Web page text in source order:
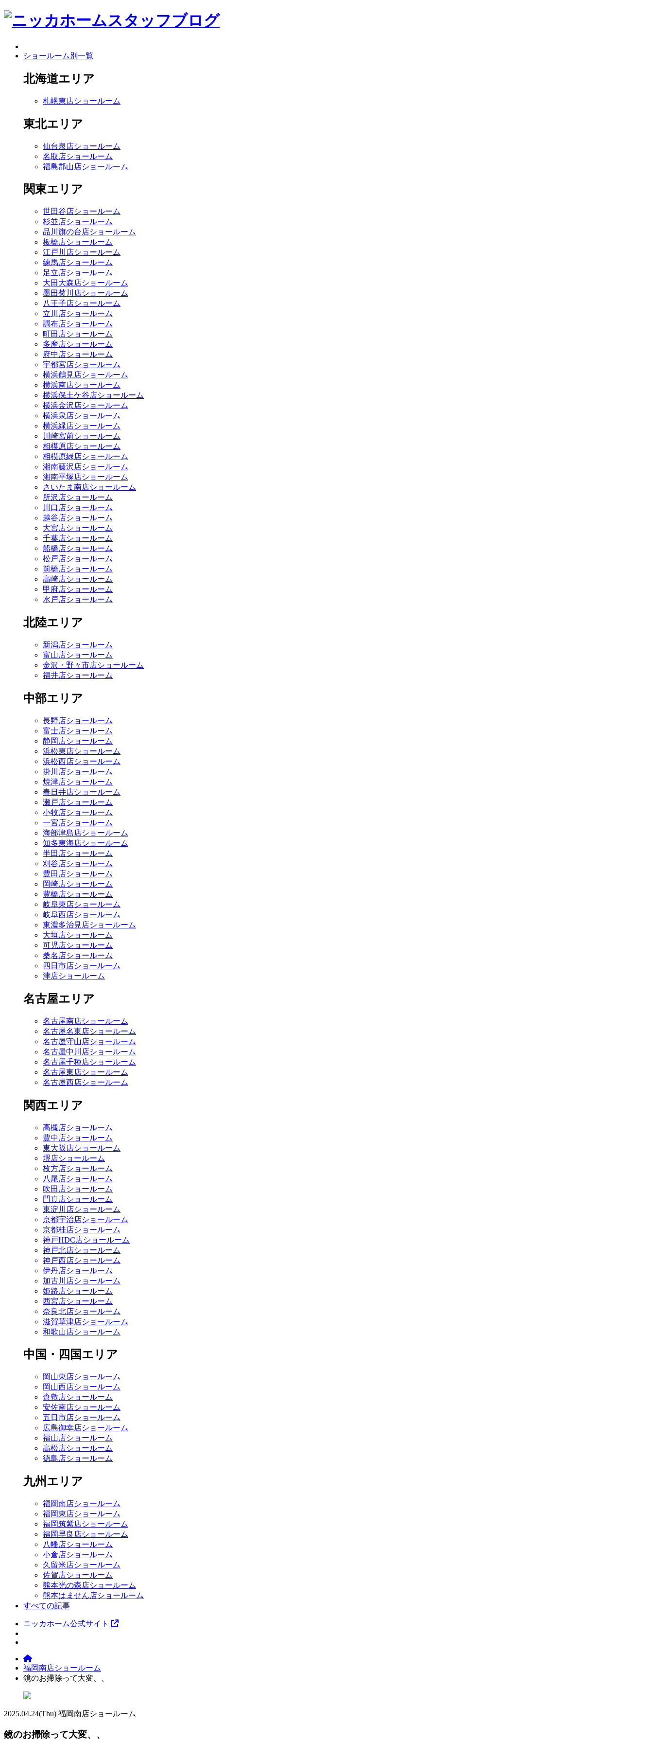
ショールーム別一覧
北海道エリア
札幌東店ショールーム
東北エリア
仙台泉店ショールーム
名取店ショールーム
福島郡山店ショールーム
関東エリア
世田谷店ショールーム
杉並店ショールーム
品川旗の台店ショールーム
板橋店ショールーム
江戸川店ショールーム
練馬店ショールーム
足立店ショールーム
大田大森店ショールーム
墨田菊川店ショールーム
八王子店ショールーム
立川店ショールーム
調布店ショールーム
町田店ショールーム
多摩店ショールーム
府中店ショールーム
宇都宮店ショールーム
横浜鶴見店ショールーム
横浜南店ショールーム
横浜保土ケ谷店ショールーム
横浜金沢店ショールーム
横浜泉店ショールーム
横浜緑店ショールーム
川崎宮前ショールーム
相模原店ショールーム
相模原緑店ショールーム
湘南藤沢店ショールーム
湘南平塚店ショールーム
さいたま南店ショールーム
所沢店ショールーム
川口店ショールーム
越谷店ショールーム
大宮店ショールーム
千葉店ショールーム
船橋店ショールーム
松戸店ショールーム
前橋店ショールーム
高崎店ショールーム
甲府店ショールーム
水戸店ショールーム
北陸エリア
新潟店ショールーム
富山店ショールーム
金沢・野々市店ショールーム
福井店ショールーム
中部エリア
長野店ショールーム
富士店ショールーム
静岡店ショールーム
浜松東店ショールーム
浜松西店ショールーム
掛川店ショールーム
焼津店ショールーム
春日井店ショールーム
瀬戸店ショールーム
小牧店ショールーム
一宮店ショールーム
海部津島店ショールーム
知多東海店ショールーム
半田店ショールーム
刈谷店ショールーム
豊田店ショールーム
岡崎店ショールーム
豊橋店ショールーム
岐阜東店ショールーム
岐阜西店ショールーム
東濃多治見店ショールーム
大垣店ショールーム
可児店ショールーム
桑名店ショールーム
四日市店ショールーム
津店ショールーム
名古屋エリア
名古屋南店ショールーム
名古屋名東店ショールーム
名古屋守山店ショールーム
名古屋中川店ショールーム
名古屋千種店ショールーム
名古屋東店ショールーム
名古屋西店ショールーム
関西エリア
高槻店ショールーム
豊中店ショールーム
東大阪店ショールーム
堺店ショールーム
枚方店ショールーム
八尾店ショールーム
吹田店ショールーム
門真店ショールーム
東淀川店ショールーム
京都宇治店ショールーム
京都桂店ショールーム
神戸HDC店ショールーム
神戸北店ショールーム
神戸西店ショールーム
伊丹店ショールーム
加古川店ショールーム
姫路店ショールーム
西宮店ショールーム
奈良北店ショールーム
滋賀草津店ショールーム
和歌山店ショールーム
中国・四国エリア
岡山東店ショールーム
岡山西店ショールーム
倉敷店ショールーム
安佐南店ショールーム
五日市店ショールーム
広島御幸店ショールーム
福山店ショールーム
高松店ショールーム
徳島店ショールーム
九州エリア
福岡南店ショールーム
福岡東店ショールーム
福岡筑紫店ショールーム
福岡早良店ショールーム
八幡店ショールーム
小倉店ショールーム
久留米店ショールーム
佐賀店ショールーム
熊本光の森店ショールーム
熊本はません店ショールーム
すべての記事
ニッカホーム公式サイト
福岡南店ショールーム
鏡のお掃除って大変、、
2025.04.24(Thu) 福岡南店ショールーム
鏡のお掃除って大変、、